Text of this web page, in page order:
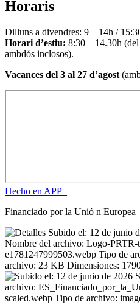
Horaris
Dilluns a divendres: 9 – 14h /
Horari d’estiu: 8:30 – 14.30h
ambdós inclosos).
Vacances del 3 al 27 d’agost
Hecho en APP_
Financiado por la Unió n Europea